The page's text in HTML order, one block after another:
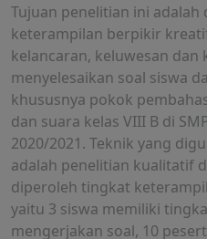
Tujuan penelitian ini
keterampilan berpikir
kelancaran, keluwesan dan
menyelesaikan soal siswa
khususnya pokok
dan suara kelas VIII B di
2020/2021. Teknik yang
adalah penelitian kualitatif
diperoleh tingkat
yaitu 3 siswa memiliki
mengerjakan soal, 10